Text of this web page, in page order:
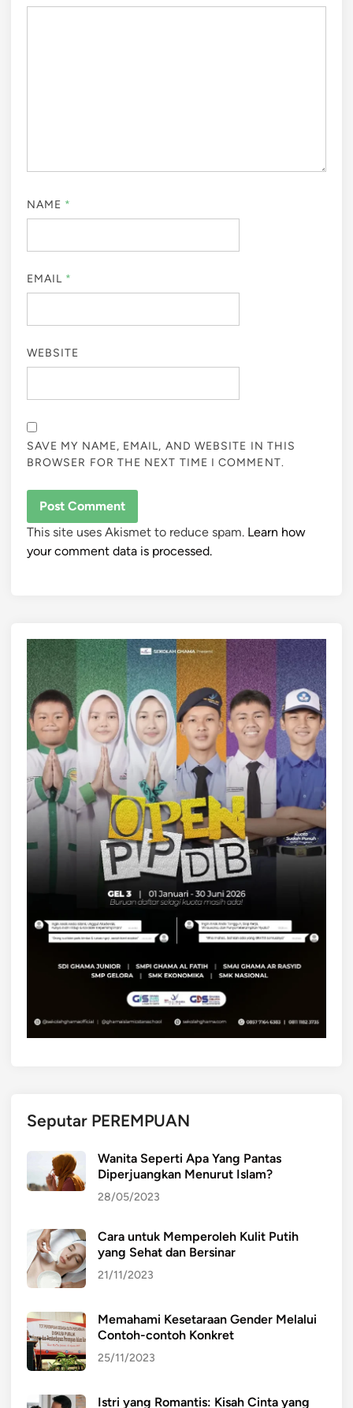
NAME *
EMAIL *
WEBSITE
SAVE MY NAME, EMAIL, AND WEBSITE IN THIS
BROWSER FOR THE NEXT TIME I COMMENT.
This site uses Akismet to reduce spam. Learn how
your comment data is processed.
Seputar PEREMPUAN
Wanita Seperti Apa Yang Pantas
Diperjuangkan Menurut Islam?
28/05/2023
Cara untuk Memperoleh Kulit Putih
yang Sehat dan Bersinar
21/11/2023
Memahami Kesetaraan Gender Melalui
Contoh-contoh Konkret
25/11/2023
Istri yang Romantis: Kisah Cinta yang